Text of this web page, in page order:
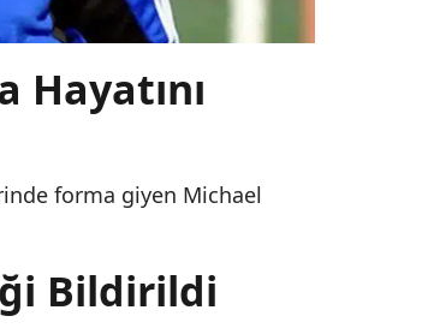
Hayatını
forma giyen Michael
Bildirildi